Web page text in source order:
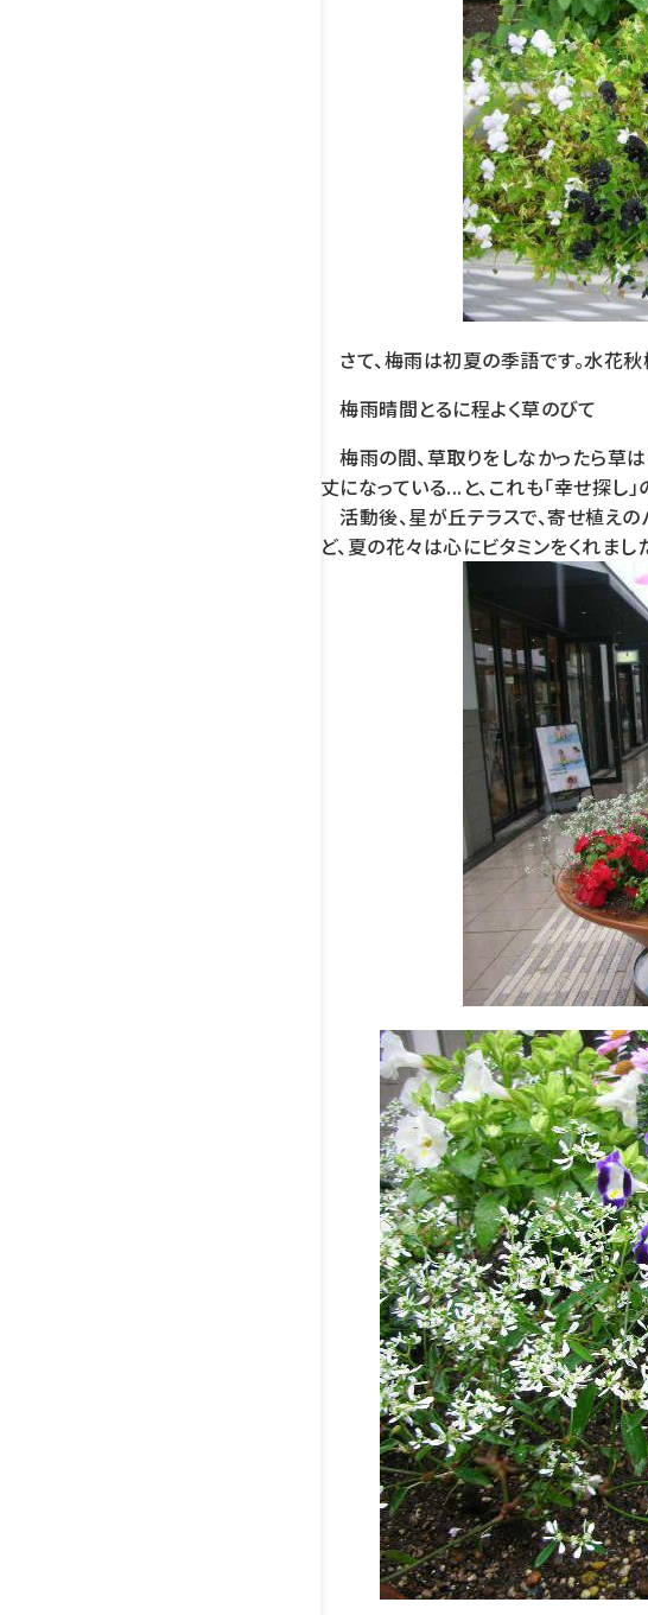
さて、梅雨は初夏の季語です。水花
梅雨晴間とるに程よく草のびて
梅雨の間、草取りをしなかったら草
丈になっている...と、これも「幸せ探し」
活動後、星が丘テラスで、寄せ植えの
ど、夏の花々は心にビタミンをくれまし